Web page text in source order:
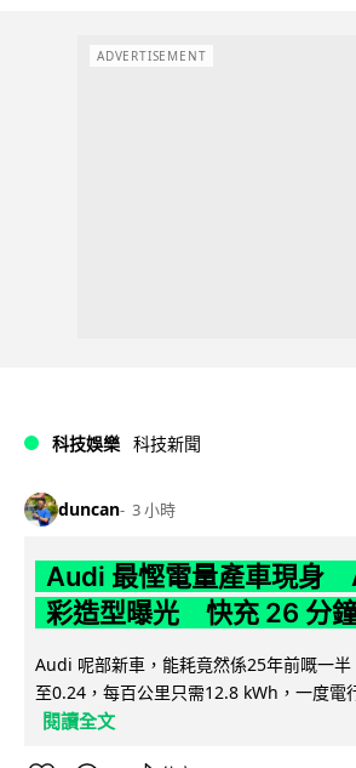
ADVERTISEMENT
科技娛樂 科技新聞
duncan 3 小時
Audi 最慳電量產車現身
彩造型曝光 快充 26 分
Audi 呢部新車，能耗竟然係25年前嘅一
至0.24，每百公里只需12.8 kWh，一度電
閱讀全文